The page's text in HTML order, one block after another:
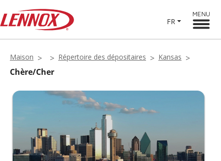
FR
MENU
Maison Répertoire des dépositaires Kansas
Chère/Cher